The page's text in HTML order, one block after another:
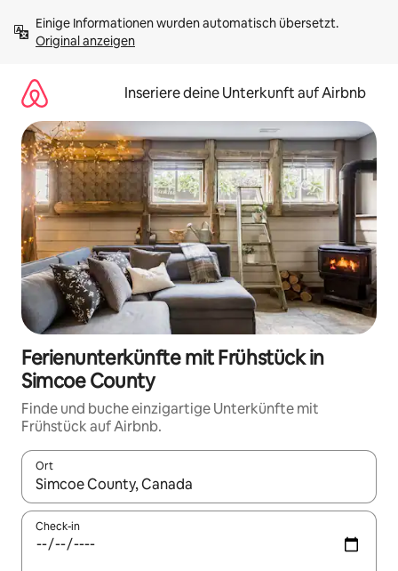
Inhalten
springenOriginal anzeigen
Inseriere deine Unterkunft auf Airbnb
Ferienunterkünfte mit Frühstück in
Simcoe County
Finde und buche einzigartige Unterkünfte mit
Frühstück auf Airbnb.
Ort
Wenn Ergebnisse verfügbar sind, navigiere mit den
Check-in